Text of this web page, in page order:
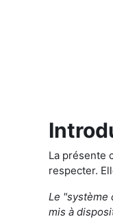
La présente
respecter.
Le "système
mis à